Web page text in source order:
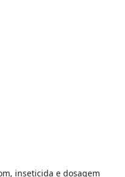
inseticida e dosagem